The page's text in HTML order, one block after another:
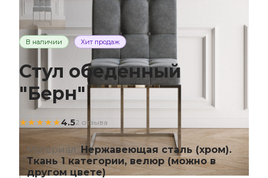
В наличии Хит продаж
Стул обеденный
"Берн"
★★★★★4.52 отзыва
Материал: Нержавеющая сталь (хром).
Ткань 1 категории, велюр (можно в
другом цвете)